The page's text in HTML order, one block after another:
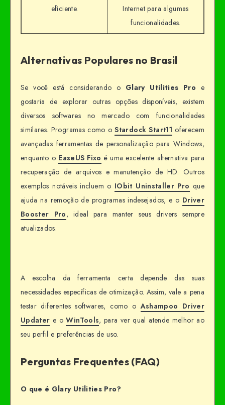
eficiente.
Internet para algumas
funcionalidades.
Alternativas Populares no Brasil
Se você está considerando o Glary Utilities Pro e
gostaria de explorar outras opções disponíveis, existem
diversos softwares no mercado com funcionalidades
similares. Programas como oStardock Start11 oferecem
avançadas ferramentas de personalização para Windows,
enquanto o EaseUS Fixo é uma excelente alternativa para
recuperação de arquivos e manutenção de HD. Outros
exemplos notáveis incluem o IObit Uninstaller Pro que
ajuda na remoção de programas indesejados, e o Driver
Booster Pro, ideal para manter seus drivers sempre
atualizados.
A escolha da ferramenta certa depende das suas
necessidades específicas de otimização. Assim, vale a pena
testar diferentes softwares, como oAshampoo Driver
Updater e oWinTools, para ver qual atende melhor ao
seu perfil e preferências de uso.
Perguntas Frequentes (FAQ)
O que é Glary Utilities Pro?